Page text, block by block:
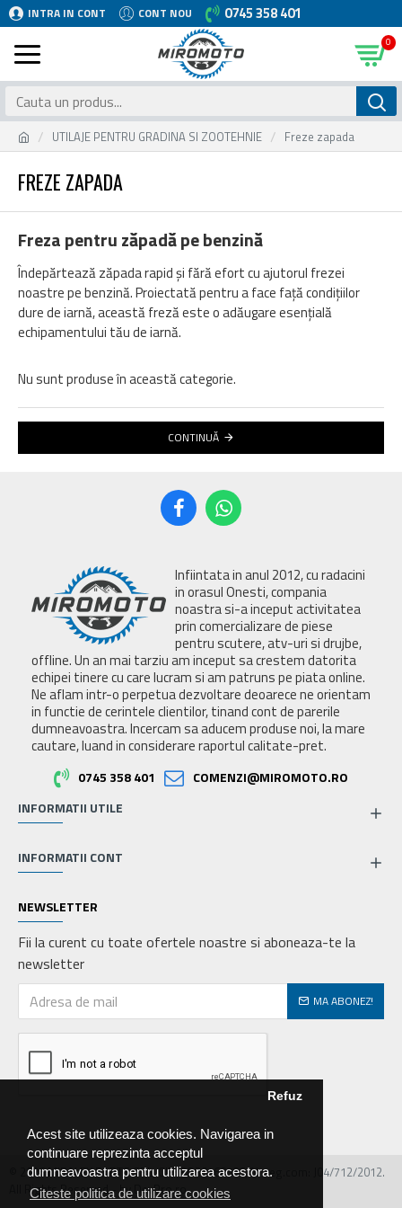
Acest site utilizeaza cookies. Navigarea in
continuare reprezinta acceptul
dumneavoastra pentru utilizarea acestora.
Citeste politica de utilizare cookies
Refuz
INTRA IN CONT CONT NOU 0745 358 401
0
UTILAJE PENTRU GRADINA SI ZOOTEHNIE Freze zapada
FREZE ZAPADA
Freza pentru zăpadă pe benzină
Îndepărtează zăpada rapid și fără efort cu ajutorul frezei
noastre pe benzină. Proiectată pentru a face față condițiilor
dure de iarnă, această freză este o adăugare esențială
echipamentului tău de iarnă.
Nu sunt produse în această categorie.
CONTINUĂ
Infiintata in anul 2012, cu radacini
in orasul Onesti, compania
noastra si-a inceput activitatea
prin comercializare de piese
pentru scutere, atv-uri si drujbe,
offline. Un an mai tarziu am inceput sa crestem datorita
echipei tinere cu care lucram si am patruns pe piata online.
Ne aflam intr-o perpetua dezvoltare deoarece ne orientam
in functie de cerintele clientilor, tinand cont de parerile
dumneavoastra. Incercam sa aducem produse noi, la mare
cautare, luand in considerare raportul calitate-pret.
0745 358 401
COMENZI@MIROMOTO.RO
INFORMATII UTILE
INFORMATII CONT
NEWSLETTER
Fii la curent cu toate ofertele noastre si aboneaza-te la
newsletter
MA ABONEZ!
© 2026 MIRALEX PARTS SRL, CIF: RO30468586, Nr.reg.com: J04/712/2012.
All Rights Reserved - by DevPro.ro